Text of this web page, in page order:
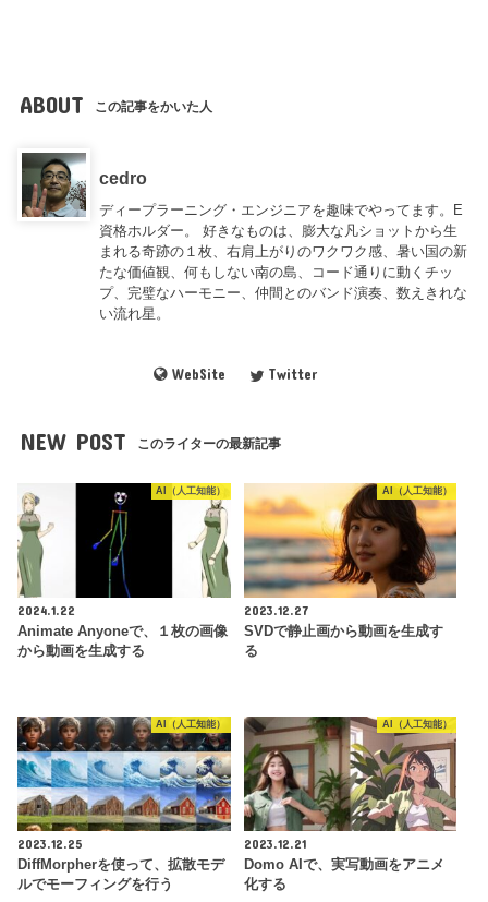
ABOUT この記事をかいた人
cedro
ディープラーニング・エンジニアを趣味でやってます。E
資格ホルダー。 好きなものは、膨大な凡ショットから生
まれる奇跡の１枚、右肩上がりのワクワク感、暑い国の新
たな価値観、何もしない南の島、コード通りに動くチッ
プ、完璧なハーモニー、仲間とのバンド演奏、数えきれな
い流れ星。
WebSite Twitter
NEW POST このライターの最新記事
AI（人工知能）
2024.1.22
Animate Anyoneで、１枚の画像
から動画を生成する
AI（人工知能）
2023.12.27
SVDで静止画から動画を生成す
る
AI（人工知能）
2023.12.25
DiffMorpherを使って、拡散モデ
ルでモーフィングを行う
AI（人工知能）
2023.12.21
Domo AIで、実写動画をアニメ
化する